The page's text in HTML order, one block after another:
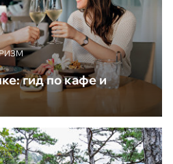
гид по кафе и